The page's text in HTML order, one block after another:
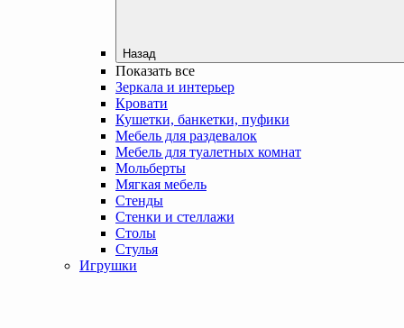
Назад
Показать все
Зеркала и интерьер
Кровати
Кушетки, банкетки, пуфики
Мебель для раздевалок
Мебель для туалетных комнат
Мольберты
Мягкая мебель
Стенды
Стенки и стеллажи
Столы
Стулья
Игрушки